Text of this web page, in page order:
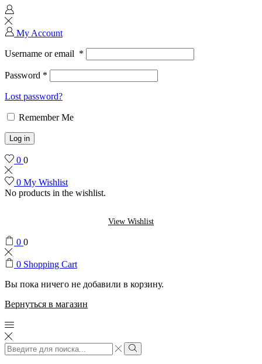
My Account
Username or email *
Password *
Lost password?
Remember Me
Log in
0 0
0 My Wishlist
No products in the wishlist.
View Wishlist
0 0
0 Shopping Cart
Вы пока ничего не добавили в корзину.
Вернуться в магазин
Search
input
Search